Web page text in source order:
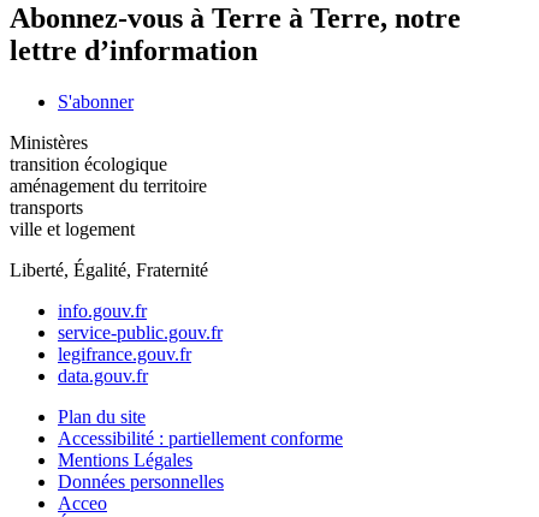
Abonnez-vous à Terre à Terre, notre
lettre d’information
S'abonner
Ministères
transition écologique
aménagement du territoire
transports
ville et logement
Liberté, Égalité, Fraternité
info.gouv.fr
service-public.gouv.fr
legifrance.gouv.fr
data.gouv.fr
Plan du site
Accessibilité : partiellement conforme
Mentions Légales
Données personnelles
Acceo